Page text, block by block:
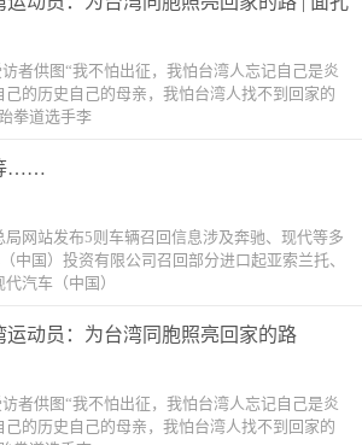
者供图“我不怕出征，我怕台湾人忘记自己是炎
的历史自己的母亲，我怕台湾人找不到回家的
拳道选手李
……
网站发布5则车辆召回信息涉及奔驰、现代等多
中国）投资有限公司召回部分进口起亚索兰托、
汽车（中国）
运动员：为台湾同胞照亮回家的路
者供图“我不怕出征，我怕台湾人忘记自己是炎
的历史自己的母亲，我怕台湾人找不到回家的